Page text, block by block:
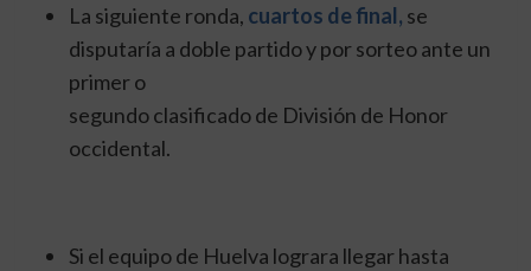
La siguiente ronda, cuartos de final, se
disputaría a doble partido y por sorteo ante un
primer o
segundo clasificado de División de Honor
occidental.
Si el equipo de Huelva lograra llegar hasta